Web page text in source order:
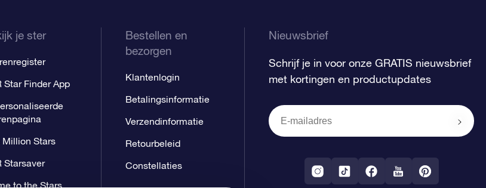
je ster
Star Finder App
Million Stars
Starsaver
to the Stars
Bestellen en
bezorgen
Klantenlogin
Betalingsinformatie
Verzendinformatie
Retourbeleid
Constellaties
Nieuwsbrief
Schrijf je in voor onze GRATIS nieuwsbrief
met kortingen en productupdates